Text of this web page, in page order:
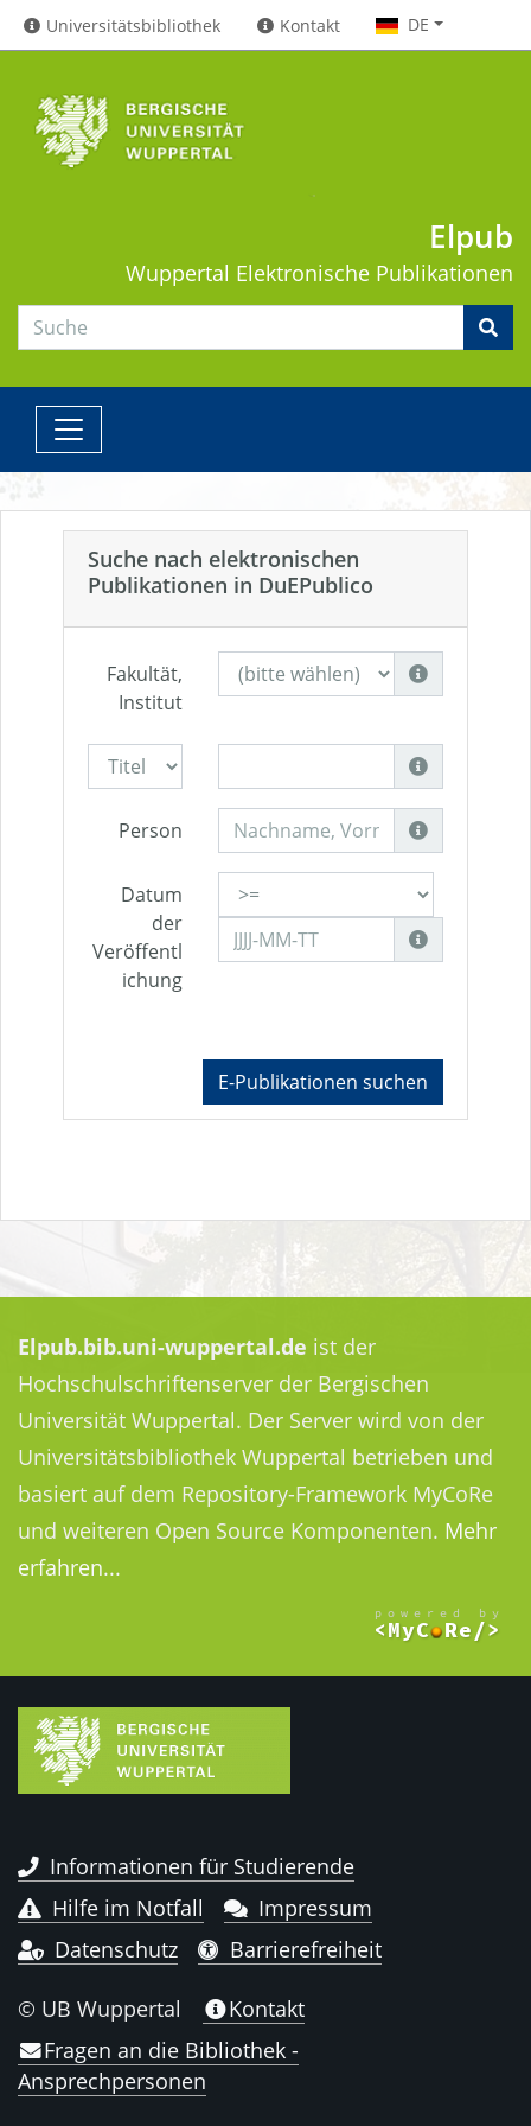
Universitätsbibliothek Kontakt DE
Elpub
Wuppertal Elektronische Publikationen
Suche nach elektronischen
Publikationen in DuEPublico
Fakultät,
Institut
Person
Datum
der
Veröffentl
ichung
E-Publikationen suchen
Elpub.bib.uni-wuppertal.de ist der
Hochschulschriftenserver der Bergischen
Universität Wuppertal. Der Server wird von der
Universitätsbibliothek Wuppertal betrieben und
basiert auf dem Repository-Framework MyCoRe
und weiteren Open Source Komponenten. Mehr
erfahren...
Informationen für Studierende
Hilfe im Notfall
Impressum
Datenschutz
Barrierefreiheit
© UB Wuppertal
Kontakt
Fragen an die Bibliothek -
Ansprechpersonen